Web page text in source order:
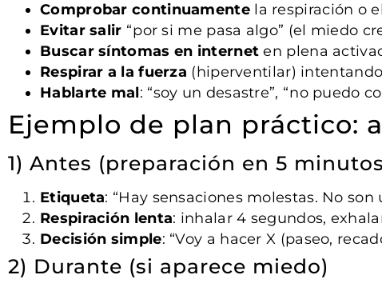
Comprobar continuamentela respiración o
Evitar salir “por si me pasa algo” (el miedo
Buscar síntomas en internet en plena
Respirar a la fuerza (hiperventilar)
Hablarte mal: “soy un desastre”, “no puedo
Ejemplo de plan práctico:
1) Antes (preparación en 5
Etiqueta: “Hay sensaciones molestas. No son
Respiración lenta: inhalar 4 segundos,
Decisión simple: “Voy a hacer X (paseo,
2) Durante (si aparece miedo)